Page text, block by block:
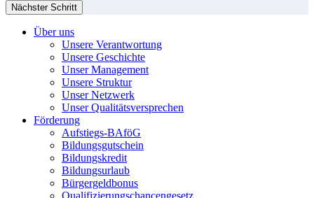
Nächster Schritt
Über uns
Unsere Verantwortung
Unsere Geschichte
Unser Management
Unsere Struktur
Unser Netzwerk
Unser Qualitätsversprechen
Förderung
Aufstiegs-BAföG
Bildungsgutschein
Bildungskredit
Bildungsurlaub
Bürgergeldbonus
Qualifizierungschancengesetz